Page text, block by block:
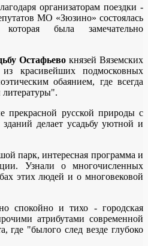
организаторам поездки -
МО «Зюзино» состоялась
которая была замечательно
Остафьевокнязей Вяземских
красивейших подмосковных
обаянием, где всегда
литературы".
прекрасной русской природы с
зданий делает усадьбу уютной и
парк, интересная программа и
Узнали о многочисленных
этих людей и о многовековой
спокойно и тихо - городская
атрибутами современной
где "былого след везде глубоко